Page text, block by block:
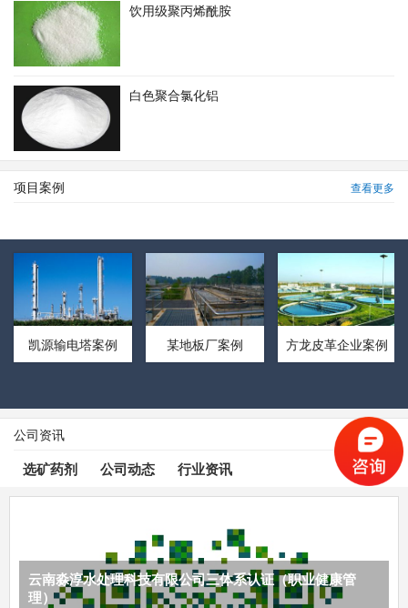
饮用级聚丙烯酰胺
白色聚合氯化铝
查看更多
项目案例
凯源输电塔案例 某地板厂案例 方龙皮革企业案例
查看更多
公司资讯
选矿药剂 公司动态 行业资讯
云南淼淳水处理科技有限公司三体系认证（职业健康管
理）